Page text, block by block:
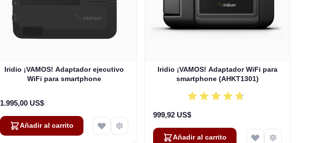
Iridio ¡VAMOS! Adaptador ejecutivo
WiFi para smartphone
1.995,00 US$
Añadir al carrito
Iridio ¡VAMOS! Adaptador WiFi para
smartphone (AHKT1301)
999,92 US$
Añadir al carrito